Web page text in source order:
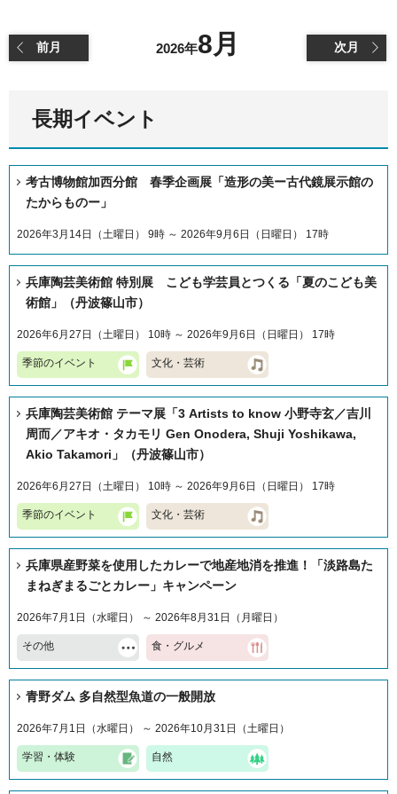
前月 2026年8月 次月
長期イベント
考古博物館加西分館 春季企画展「造形の美ー古代鏡展示館の
たからものー」
2026年3月14日（土曜日） 9時 ～ 2026年9月6日（日曜日） 17時
兵庫陶芸美術館 特別展 こども学芸員とつくる「夏のこども美
術館」（丹波篠山市）
2026年6月27日（土曜日） 10時 ～ 2026年9月6日（日曜日） 17時
季節のイベント 文化・芸術
兵庫陶芸美術館 テーマ展「3 Artists to know 小野寺玄／吉川
周而／アキオ・タカモリ Gen Onodera, Shuji Yoshikawa,
Akio Takamori」（丹波篠山市）
2026年6月27日（土曜日） 10時 ～ 2026年9月6日（日曜日） 17時
季節のイベント 文化・芸術
兵庫県産野菜を使用したカレーで地産地消を推進！「淡路島た
まねぎまるごとカレー」キャンペーン
2026年7月1日（水曜日） ～ 2026年8月31日（月曜日）
その他 食・グルメ
青野ダム 多自然型魚道の一般開放
2026年7月1日（水曜日） ～ 2026年10月31日（土曜日）
学習・体験 自然